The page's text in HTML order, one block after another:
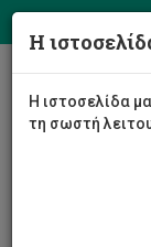
Η
Η ιστοσελίδα
τη σωστή